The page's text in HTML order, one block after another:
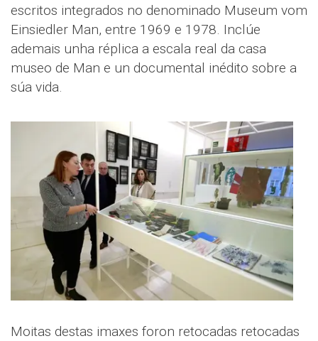
escritos integrados no denominado Museum vom
Einsiedler Man, entre 1969 e 1978. Inclúe
ademais unha réplica a escala real da casa
museo de Man e un documental inédito sobre a
súa vida.
Moitas destas imaxes foron retocadas retocadas